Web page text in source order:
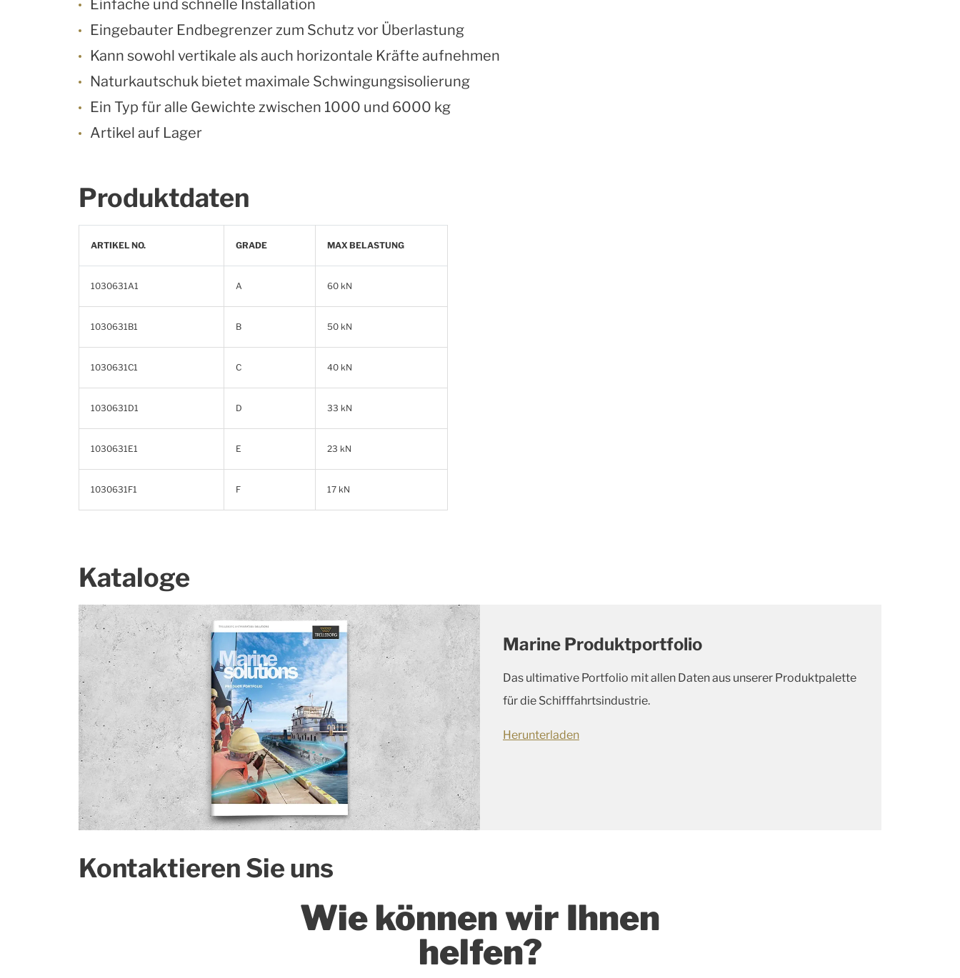
Einfache und schnelle Installation
Eingebauter Endbegrenzer zum Schutz vor Überlastung
Kann sowohl vertikale als auch horizontale Kräfte aufnehmen
Naturkautschuk bietet maximale Schwingungsisolierung
Ein Typ für alle Gewichte zwischen 1000 und 6000 kg
Artikel auf Lager
Produktdaten
ARTIKEL NO. GRADE MAX BELASTUNG
1030631A1 A 60 kN
1030631B1 B 50 kN
1030631C1 C 40 kN
1030631D1 D 33 kN
1030631E1 E 23 kN
1030631F1 F 17 kN
Kataloge
Marine Produktportfolio
Das ultimative Portfolio mit allen Daten aus unserer Produktpalette
für die Schifffahrtsindustrie.
Herunterladen
Kontaktieren Sie uns
Wie können wir Ihnen
helfen?